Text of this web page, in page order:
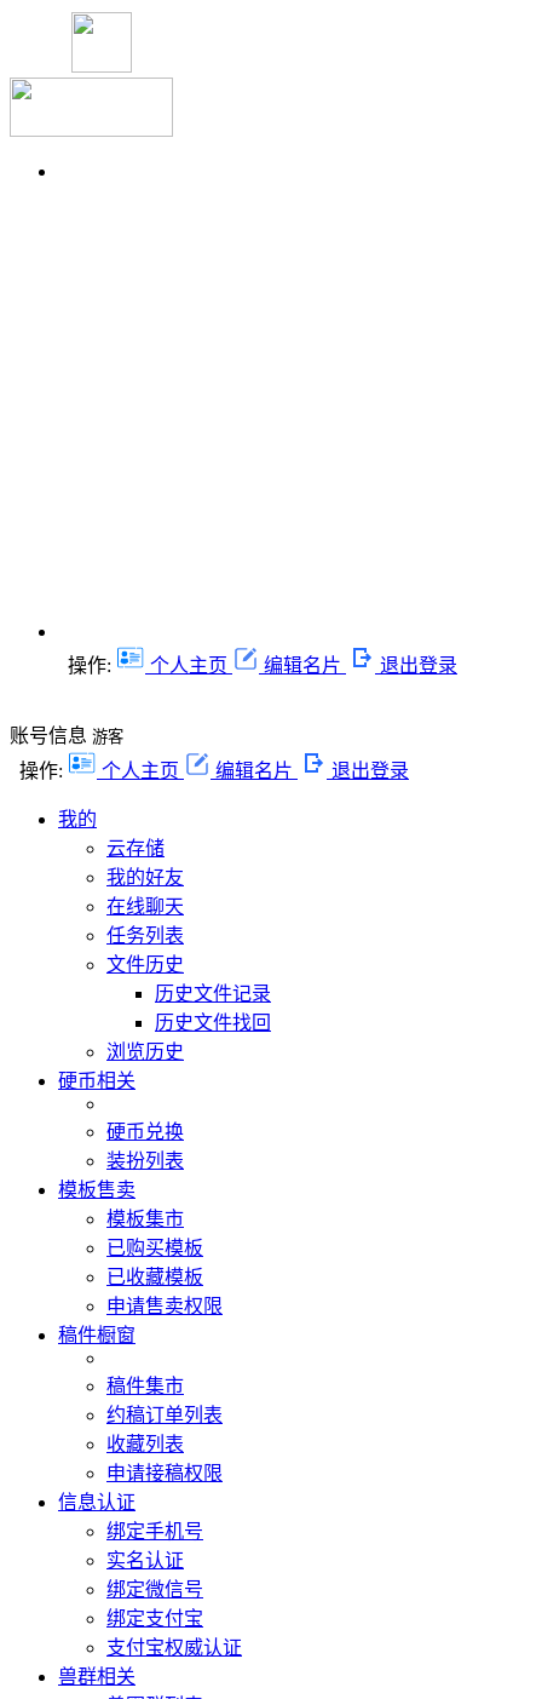
操作: 个人主页 编辑名片 退出登录
账号信息 游客
操作: 个人主页 编辑名片 退出登录
我的
云存储
我的好友
在线聊天
任务列表
文件历史
历史文件记录
历史文件找回
浏览历史
硬币相关
硬币兑换
装扮列表
模板售卖
模板集市
已购买模板
已收藏模板
申请售卖权限
稿件橱窗
稿件集市
约稿订单列表
收藏列表
申请接稿权限
信息认证
绑定手机号
实名认证
绑定微信号
绑定支付宝
支付宝权威认证
兽群相关